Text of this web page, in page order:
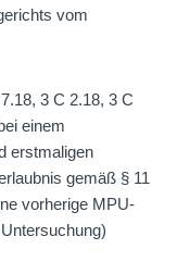
vom
3 C 2.18, 3 C
einem
erstmaligen
gemäß § 11
vorherige MPU-